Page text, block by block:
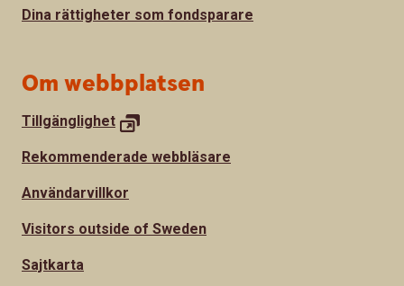
Dina rättigheter som fondsparare
Om webbplatsen
Tillgänglighet
Rekommenderade webbläsare
Användarvillkor
Visitors outside of Sweden
Sajtkarta